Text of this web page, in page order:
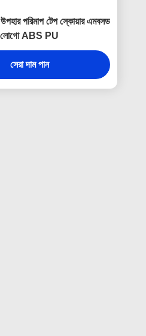
পরিমাপ টেপ স্কোয়ার এমবসড
লোগো ABS PU
সেরা দাম পান